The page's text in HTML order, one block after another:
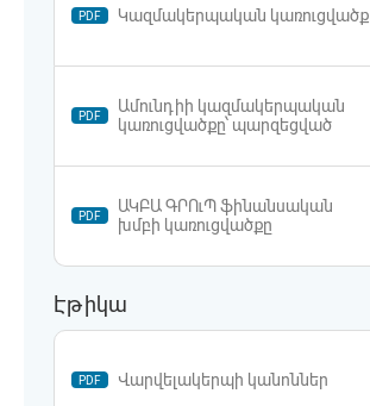
PDF Կազմակերպական կառուցվածք
PDF
Ամունդիի կազմակերպական
կառուցվածքը՝ պարզեցված
PDF
ԱԿԲԱ ԳՐՈւՊ ֆինանսական
խմբի կառուցվածքը
Էթիկա
PDF Վարվելակերպի կանոններ